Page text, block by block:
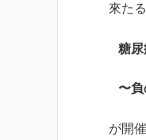
來たる
糖尿
〜負
が開